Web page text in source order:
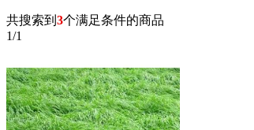
共搜索到 3个满足条件的商品
1/1